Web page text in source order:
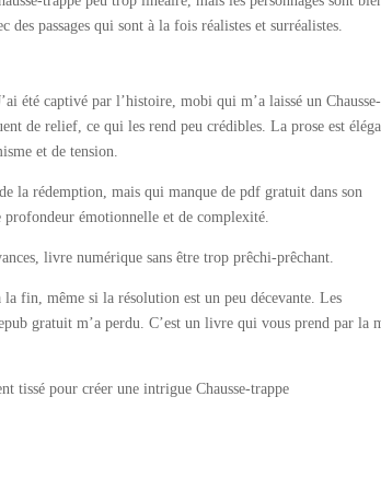
passages qui sont à la fois réalistes et surréalistes.
été captivé par l’histoire, mobi qui m’a laissé un Chausse-
de relief, ce qui les rend peu crédibles. La prose est
et de tension.
la rédemption, mais qui manque de pdf gratuit dans son
émotionnelle et de complexité.
livre numérique sans être trop prêchi-prêchant.
fin, même si la résolution est un peu décevante. Les
gratuit m’a perdu. C’est un livre qui vous prend par la
tissé pour créer une intrigue Chausse-trappe